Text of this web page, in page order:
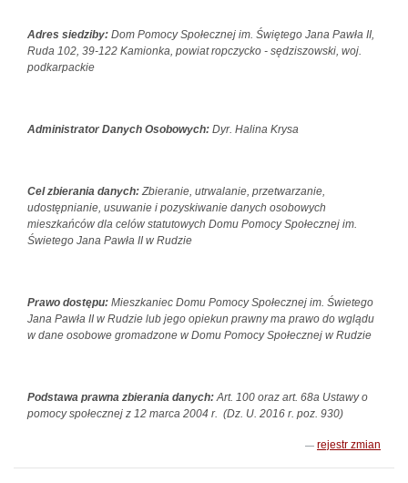
Adres siedziby: Dom Pomocy Społecznej im. Świętego Jana Pawła II,
Ruda 102, 39-122 Kamionka, powiat ropczycko - sędziszowski, woj.
podkarpackie
Administrator Danych Osobowych: Dyr. Halina Krysa
Cel zbierania danych:Zbieranie, utrwalanie, przetwarzanie,
udostępnianie, usuwanie i pozyskiwanie danych osobowych
mieszkańców dla celów statutowych Domu Pomocy Społecznej im.
Świetego Jana Pawła II w Rudzie
Prawo dostępu: Mieszkaniec Domu Pomocy Społecznej im. Świetego
Jana Pawła II w Rudzie lub jego opiekun prawny ma prawo do wglądu
w dane osobowe gromadzone w Domu Pomocy Społecznej w Rudzie
Podstawa prawna zbierania danych:Art. 100 oraz art. 68a Ustawy o
pomocy społecznej z 12 marca 2004 r. (Dz. U. 2016 r. poz. 930)
rejestr zmian